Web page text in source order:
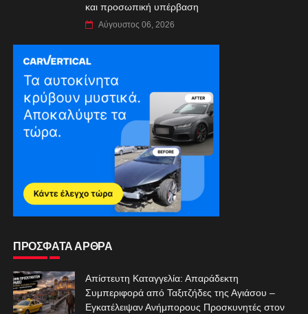
και προσωπική υπέρβαση
Αύγουστος 06, 2026
ΠΡΟΣΦΑΤΑ ΑΡΘΡΑ
Απίστευτη Καταγγελία: Απαράδεκτη
Συμπεριφορά από Ταξιτζήδες της Αγιάσου –
Εγκατέλειψαν Ανήμπορους Προσκυνητές στον